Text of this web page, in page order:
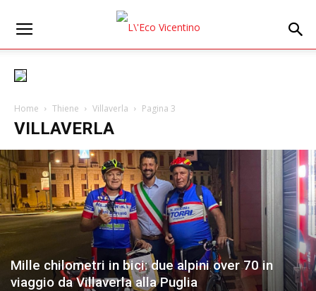
Home Thiene Villaverla Pagina 3
VILLAVERLA
Mille chilometri in bici: due alpini over 70 in
viaggio da Villaverla alla Puglia